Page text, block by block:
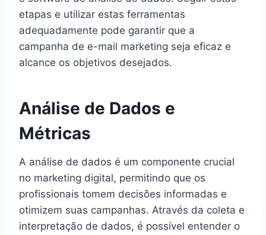
etapas e utilizar estas ferramentas
adequadamente pode garantir que a
campanha de e-mail marketing seja eficaz e
alcance os objetivos desejados.
Análise de Dados e
Métricas
A análise de dados é um componente crucial
no marketing digital, permitindo que os
profissionais tomem decisões informadas e
otimizem suas campanhas. Através da coleta e
interpretação de dados, é possível entender o